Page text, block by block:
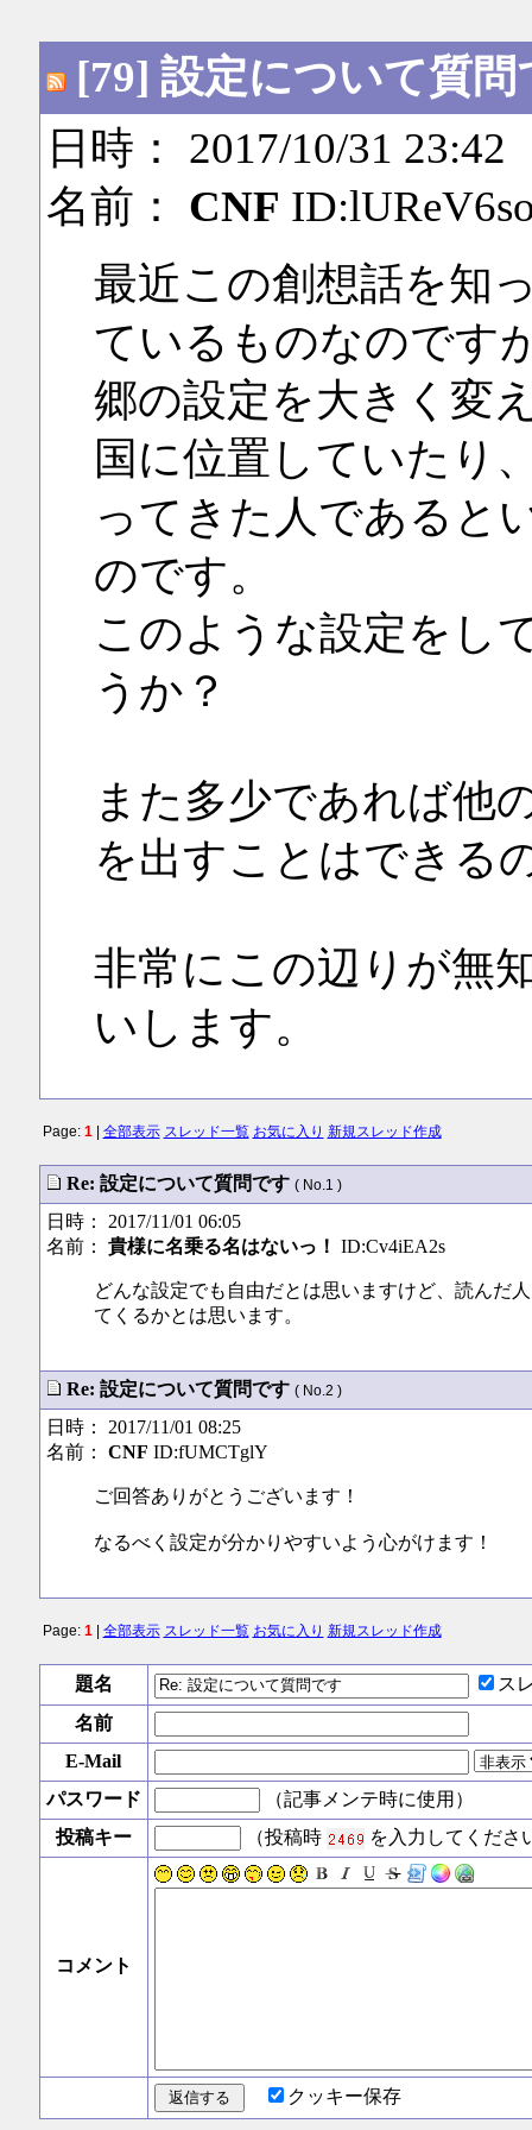
[79] 設定について質問
日時： 2017/10/31 23:42
名前： CNF
最近この創想話を知
ているものなのです
郷の設定を大きく変
国に位置していたり
ってきた人であると
のです。
このような設定をし
うか？
また多少であれば他
を出すことはできる
非常にこの辺りが無
いします。
Page: 1| 全部表示 スレッド一覧 お気に入り 新規スレッド作成
Re: 設定について質問です ( No.1 )
日時： 2017/11/01 06:05
名前： 貴様に名乗る名はないっ！ ID:Cv4iEA2s
どんな設定でも自由だとは思いますけど、読んだ
てくるかとは思います。
Re: 設定について質問です ( No.2 )
日時： 2017/11/01 08:25
名前： CNF ID:fUMCTglY
ご回答ありがとうございます！
なるべく設定が分かりやすいよう心がけます！
Page: 1| 全部表示 スレッド一覧 お気に入り 新規スレッド作成
題名
ス
名前
E-Mail
パスワード
（記事メンテ時に使用）
投稿キー
（投稿時 を入力してくださ
コメント
クッキー保存